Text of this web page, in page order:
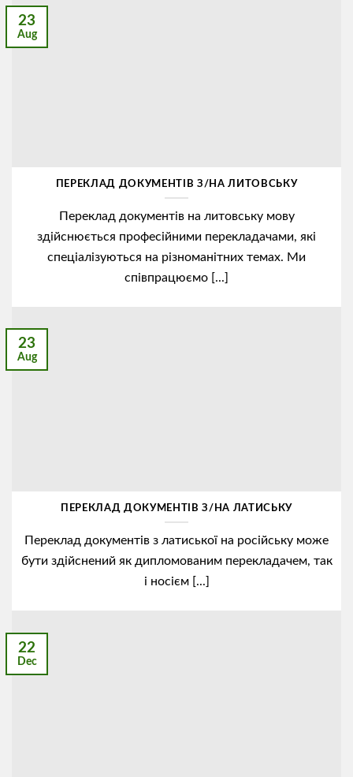
ПЕРЕКЛАД ДОКУМЕНТІВ З/НА ЛИТОВСЬКУ
Переклад документів на литовську мову
здійснюється професійними перекладачами, які
спеціалізуються на різноманітних темах. Ми
співпрацюємо [...]
23
Aug
ПЕРЕКЛАД ДОКУМЕНТІВ З/НА ЛАТИСЬКУ
Переклад документів з латиської на російську може
бути здійснений як дипломованим перекладачем, так
і носієм [...]
23
Aug
22
Dec